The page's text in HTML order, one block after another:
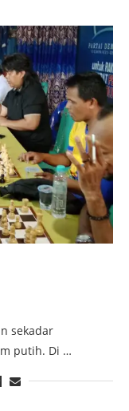
sekadar
putih. Di …